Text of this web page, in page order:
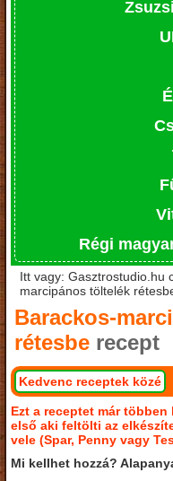
Régi
Itt vagy: Gasztrostudio.hu
marcipános töltelék
Barackos-
rétesbe recept
Kedvenc receptek közé
Ezt a receptet már
első aki feltölti az
vele (Spar, Penny vagy
Mi kellhet hozzá?